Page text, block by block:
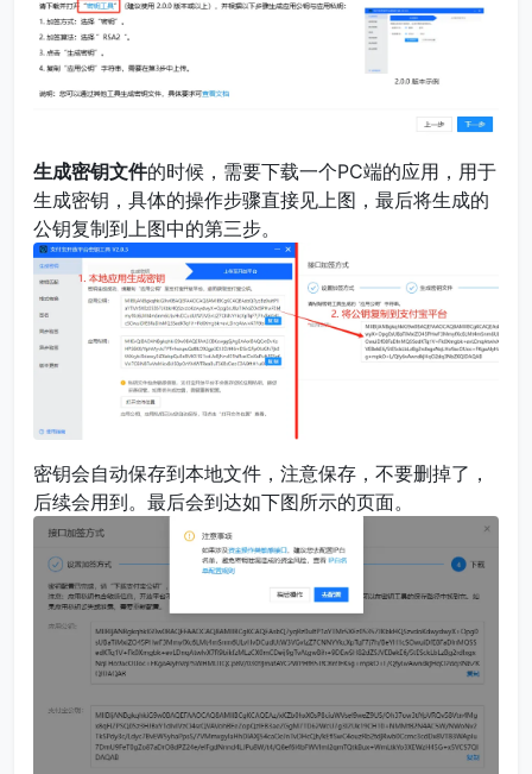
生成密钥文件的时候，需要下载一个PC端的应用，用于
生成密钥，具体的操作步骤直接见上图，最后将生成的
公钥复制到上图中的第三步。
密钥会自动保存到本地文件，注意保存，不要删掉了，
后续会用到。最后会到达如下图所示的页面。